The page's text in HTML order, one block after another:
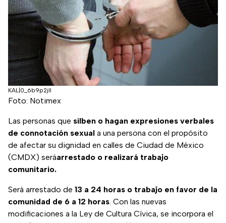
KAL|0_6b9p2jll
Foto: Notimex
Las personas que silben o hagan expresiones verbales
de connotación sexual a una persona con el propósito
de afectar su dignidad en calles de Ciudad de México
(CMDX) seráarrestado o realizará trabajo
comunitario.
Será arrestado de 13 a 24 horas o trabajo en favor de la
comunidad de 6 a 12 horas. Con las nuevas
modificaciones a la Ley de Cultura Cívica, se incorpora el